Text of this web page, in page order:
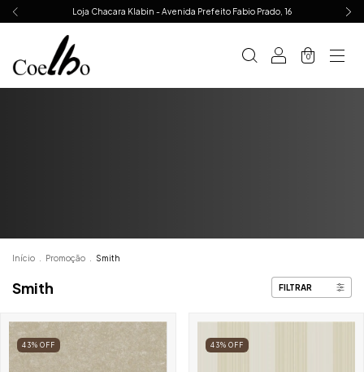
Loja Chacara Klabin - Avenida Prefeito Fabio Prado, 16
0
Início Promoção Smith
Smith FILTRAR
43% OFF 43% OFF